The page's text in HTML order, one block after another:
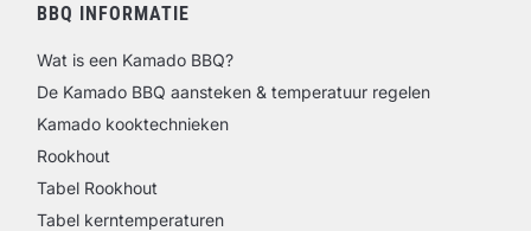
BBQ INFORMATIE
Wat is een Kamado BBQ?
De Kamado BBQ aansteken & temperatuur regelen
Kamado kooktechnieken
Rookhout
Tabel Rookhout
Tabel kerntemperaturen